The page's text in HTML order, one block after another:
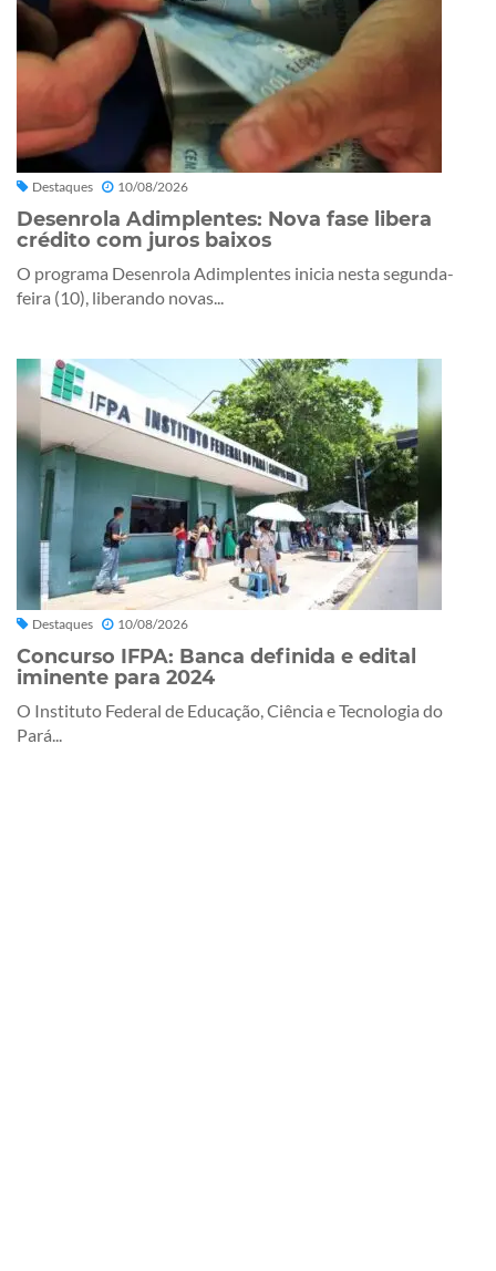
Destaques 10/08/2026
Desenrola Adimplentes: Nova fase libera
crédito com juros baixos
O programa Desenrola Adimplentes inicia nesta segunda-
feira (10), liberando novas...
Destaques 10/08/2026
Concurso IFPA: Banca definida e edital
iminente para 2024
O Instituto Federal de Educação, Ciência e Tecnologia do
Pará...